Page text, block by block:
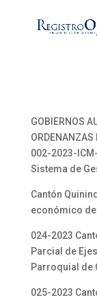
GOBIERNOS
ORDENANZAS
002-2023-
Sistema de
Cantón
económico
024-2023
Parcial de
Parroquial de
025-2023